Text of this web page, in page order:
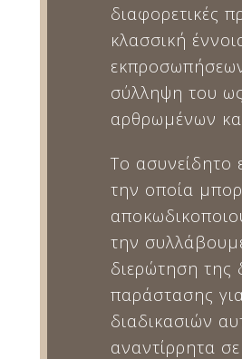
διαφορετικές
κλασσική
σύλληψη του
αρθρωμένων
Το ασυνείδητο
την οποία
την
διερώτηση της
παράστασης
διαδικασιών
αναντίρρητα